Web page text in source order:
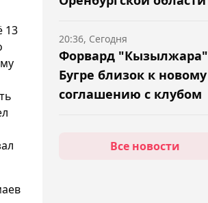
13
Форвард "Кызылжара"
Бугре близок к новому
соглашению с клубом
20:36, Сегодня
Российский теннисист
Все новости